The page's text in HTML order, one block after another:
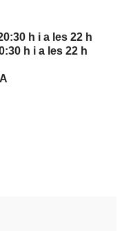
h i a les 22 h
h i a les 22 h